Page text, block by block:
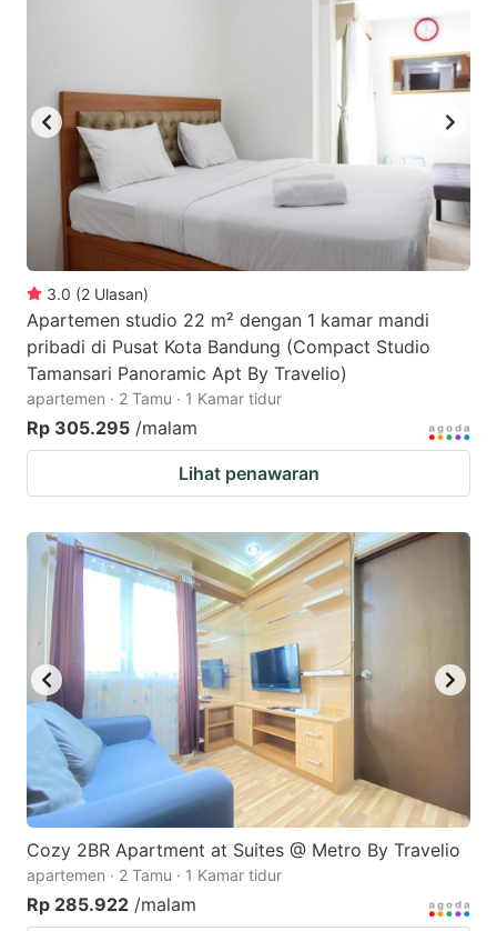
3.0 (2 Ulasan)
Apartemen studio 22 m² dengan 1 kamar mandi
pribadi di Pusat Kota Bandung (Compact Studio
Tamansari Panoramic Apt By Travelio)
apartemen · 2 Tamu · 1 Kamar tidur
Rp 305.295 /malam
Lihat penawaran
Cozy 2BR Apartment at Suites @ Metro By Travelio
apartemen · 2 Tamu · 1 Kamar tidur
Rp 285.922 /malam